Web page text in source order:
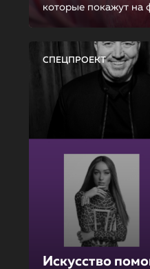
которые покажут на
СПЕЦПРОЕКТ
Искусство